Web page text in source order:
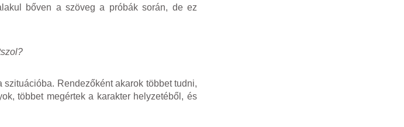
bőven a szöveg a próbák során, de ez
Rendezőként akarok többet tudni,
többet megértek a karakter helyzetéből, és